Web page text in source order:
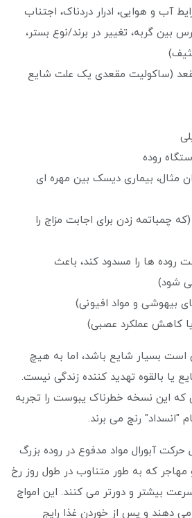
آب و هوایی، ادرار دردناک، اجتناب
بین گربه، تغییر در برند/نوع بستر،
(ساکولیت مقعدی یک علت شایع
روده
مثال، بیماری دیسک بین مهره ای
چمباتمه زدن برای اجابت مزاج را
روده ها را مسدود کند، باعث
شود)
بیهوشی و مواد افیونی)
یا کاهش عملکرد عصبی)
بسیار شایع باشد، اما به هیچ
یا بالقوه تهدید کننده زندگی نیست.
این نسخه خطرناک یبوست را تجربه
"انسداد" رنج می برند.
حرکت آبورال مواد مدفوع در روده بزرگ
مهاجر که به طور متناوب در طول روز رخ
بیشتر و دورتر می کنند. این امواج
دهند و پس از خوردن غذا رایج